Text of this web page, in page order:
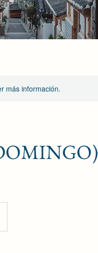
más información.